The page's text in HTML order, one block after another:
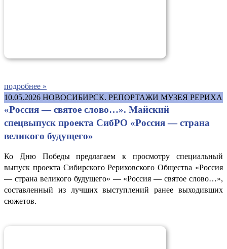
подробнее »
10.05.2026 НОВОСИБИРСК. РЕПОРТАЖИ МУЗЕЯ РЕРИХА
«Россия — святое слово…». Майский
спецвыпуск проекта СибРО «Россия — страна
великого будущего»
Ко Дню Победы предлагаем к просмотру специальный
выпуск проекта Сибирского Рериховского Общества «Россия
— страна великого будущего» — «Россия — святое слово…»,
составленный из лучших выступлений ранее выходивших
сюжетов.